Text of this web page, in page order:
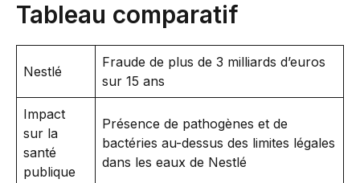
Tableau comparatif
Nestlé
Fraude de plus de 3 milliards d’euros
sur 15 ans
Impact
sur la
santé
publique
Présence de pathogènes et de
bactéries au-dessus des limites légales
dans les eaux de Nestlé